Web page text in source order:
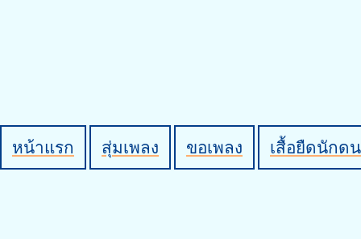
หน้าแรก สุ่มเพลง ขอเพลง เสื้อยืดนักด